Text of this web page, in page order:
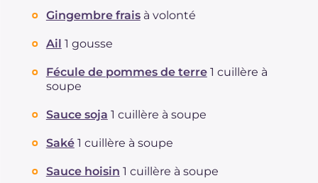
Gingembre frais à volonté
Ail 1 gousse
Fécule de pommes de terre 1 cuillère à
soupe
Sauce soja 1 cuillère à soupe
Saké 1 cuillère à soupe
Sauce hoisin 1 cuillère à soupe